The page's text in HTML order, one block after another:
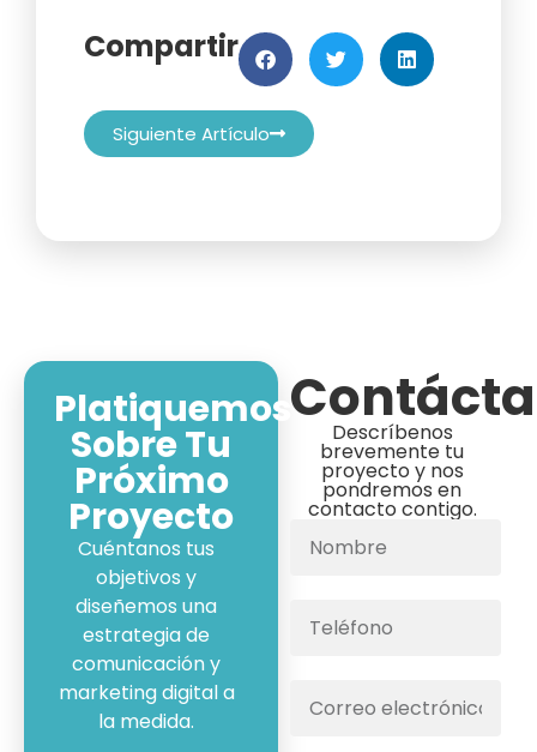
Compartir
Siguiente Artículo
Platiquemos
Sobre Tu
Próximo
Proyecto
Cuéntanos tus
objetivos y
diseñemos una
estrategia de
comunicación y
marketing digital a
la medida.
Descríbenos
brevemente tu
proyecto y nos
pondremos en
contacto contigo.